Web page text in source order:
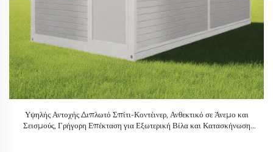
Υψηλής Αντοχής Διπλωτό Σπίτι-Κοντέινερ, Ανθεκτικό σε Άνεμο και
Σεισμούς, Γρήγορη Επέκταση για Εξωτερική Βίλα και Κατασκήνωση